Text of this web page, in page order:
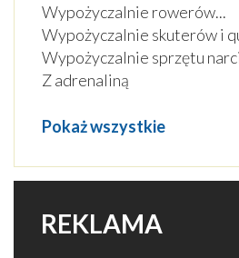
Wypożyczalnie rowerów...
Wypożyczalnie skuterów i
Wypożyczalnie sprzętu
Z adrenaliną
Pokaż wszystkie
REKLAMA